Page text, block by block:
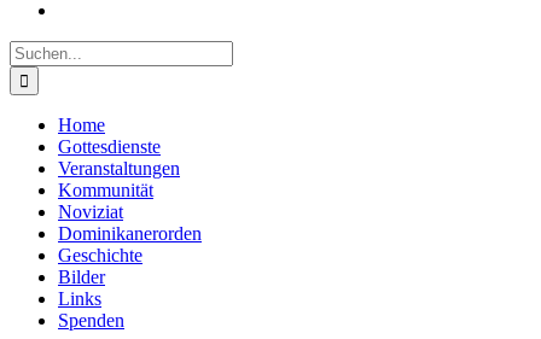
Suche
nach:
Home
Gottesdienste
Veranstaltungen
Kommunität
Noviziat
Dominikanerorden
Geschichte
Bilder
Links
Spenden